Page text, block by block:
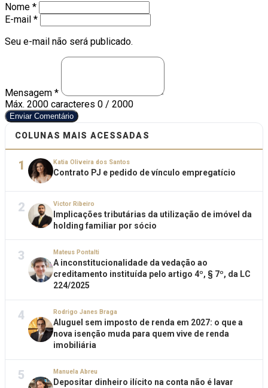
Nome *
E-mail *
Seu e-mail não será publicado.
Mensagem *
Máx. 2000 caracteres 0 / 2000
Enviar Comentário
COLUNAS MAIS ACESSADAS
1 Katia Oliveira dos Santos
Contrato PJ e pedido de vínculo empregatício
2 Victor Ribeiro
Implicações tributárias da utilização de imóvel da
holding familiar por sócio
3 Mateus Pontalti
A inconstitucionalidade da vedação ao
creditamento instituída pelo artigo 4º, § 7º, da LC
224/2025
4 Rodrigo Janes Braga
Aluguel sem imposto de renda em 2027: o que a
nova isenção muda para quem vive de renda
imobiliária
5 Manuela Abreu
Depositar dinheiro ilícito na conta não é lavar